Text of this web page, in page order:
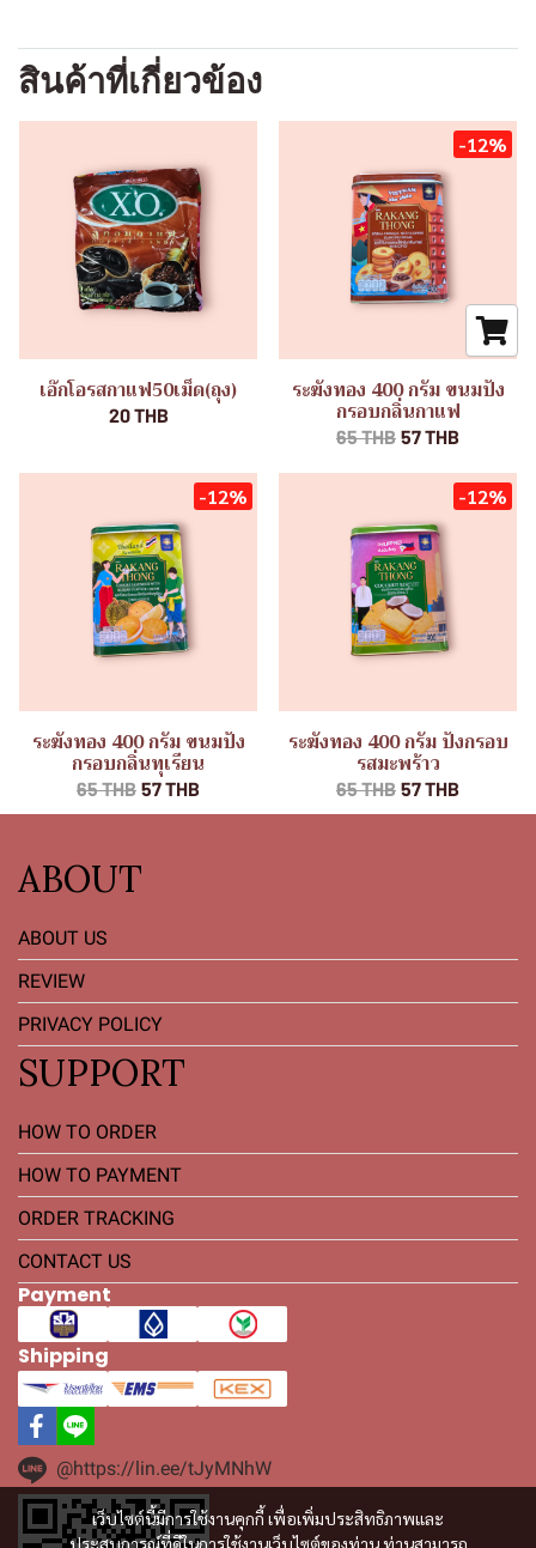
สินค้าที่เกี่ยวข้อง
เอ๊กโอรสกาแฟ50เม็ด(ถุง)
20 THB
-12%
ระฆังทอง 400 กรัม ขนมปัง
กรอบกลิ่นกาแฟ
65 THB 57 THB
-12%
ระฆังทอง 400 กรัม ขนมปัง
กรอบกลิ่นทุเรียน
65 THB 57 THB
-12%
ระฆังทอง 400 กรัม ปังกรอบ
รสมะพร้าว
65 THB 57 THB
เว็บไซต์นี้มีการใช้งานคุกกี้ เพื่อเพิ่มประสิทธิภาพและ
ประสบการณ์ที่ดีในการใช้งานเว็บไซต์ของท่าน ท่านสามารถ
ABOUT
ABOUT US
REVIEW
PRIVACY POLICY
SUPPORT
HOW TO ORDER
HOW TO PAYMENT
ORDER TRACKING
CONTACT US
Payment
Shipping
@https://lin.ee/tJyMNhW